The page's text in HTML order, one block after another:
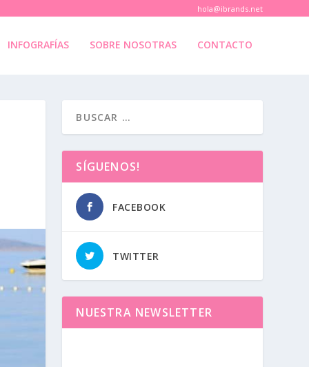
hola@ibrands.net
INFOGRAFÍAS SOBRE NOSOTRAS CONTACTO
SÍGUENOS!
FACEBOOK
TWITTER
NUESTRA NEWSLETTER